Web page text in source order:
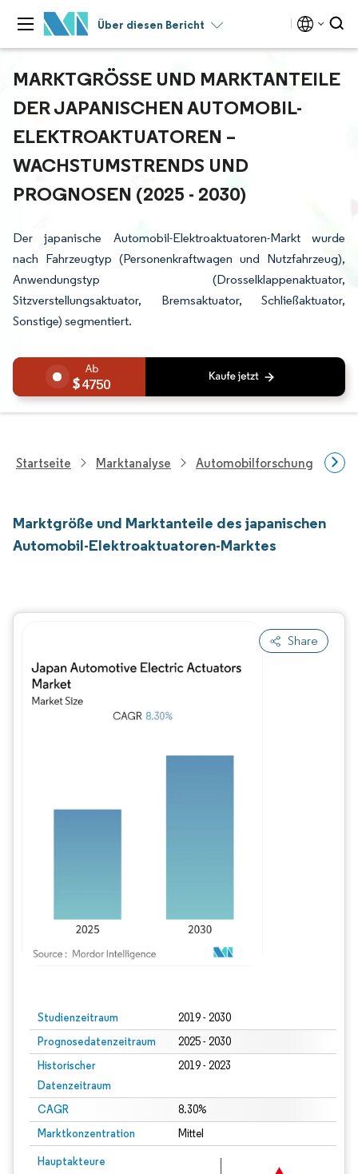
Über diesen Bericht
MARKTGRÖSSE UND MARKTANTEILE D
ER JAPANISCHEN AUTOMOBIL-E
LEKTROAKTUATOREN – W
ACHSTUMSTRENDS UND P
ROGNOSEN (2025 - 2030)
Der japanische Automobil-Elektroaktuatoren-Markt wurde
nach Fahrzeugtyp (Personenkraftwagen und Nutzfahrzeug),
Anwendungstyp (Drosselklappenaktuator,
Sitzverstellungsaktuator, Bremsaktuator, Schließaktuator,
Sonstige) segmentiert.
4750
Startseite Marktanalyse Automobilforschung
Marktgröße und Marktanteile des japanischen
Automobil-Elektroaktuatoren-Marktes
Share
Studienzeitraum 2019 - 2030
Prognosedatenzeitraum 2025 - 2030
Historischer
Datenzeitraum
2019 - 2023
CAGR 8.30%
Marktkonzentration Mittel
Hauptakteure